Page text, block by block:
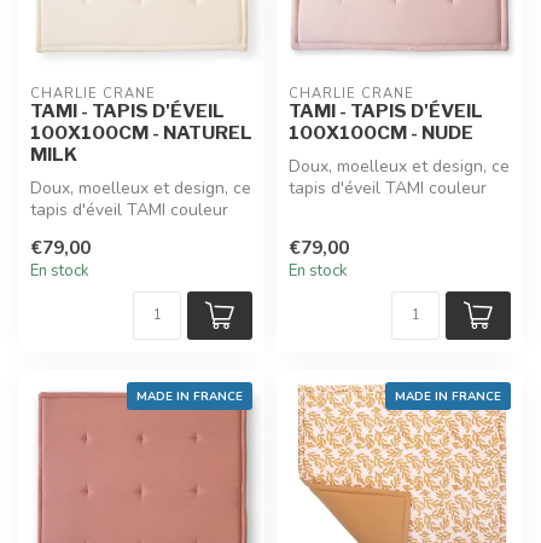
CHARLIE CRANE
TAMI - TAPIS D'ÉVEIL
100X100CM - NATUREL
MILK
Doux, moelleux et design, ce
tapis d'éveil TAMI couleur
€79,00
En stock
CHARLIE CRANE
TAMI - TAPIS D'ÉVEIL
100X100CM - NUDE
Doux, moelleux et design, ce
tapis d'éveil TAMI couleur
€79,00
En stock
MADE IN FRANCE MADE IN FRANCE